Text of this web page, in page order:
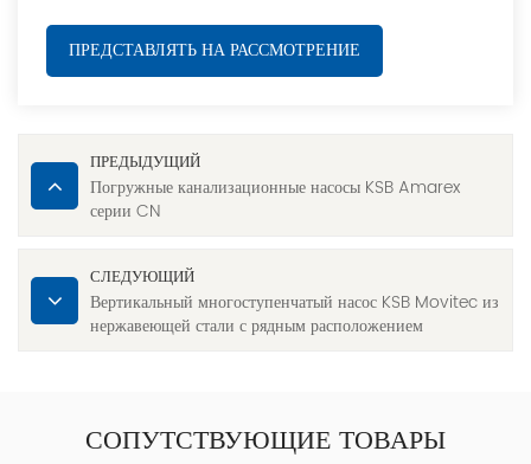
ПРЕДСТАВЛЯТЬ НА РАССМОТРЕНИЕ
ПРЕДЫДУЩИЙ
Погружные канализационные насосы KSB Amarex
серии CN
СЛЕДУЮЩИЙ
Вертикальный многоступенчатый насос KSB Movitec из
нержавеющей стали с рядным расположением
СОПУТСТВУЮЩИЕ ТОВАРЫ